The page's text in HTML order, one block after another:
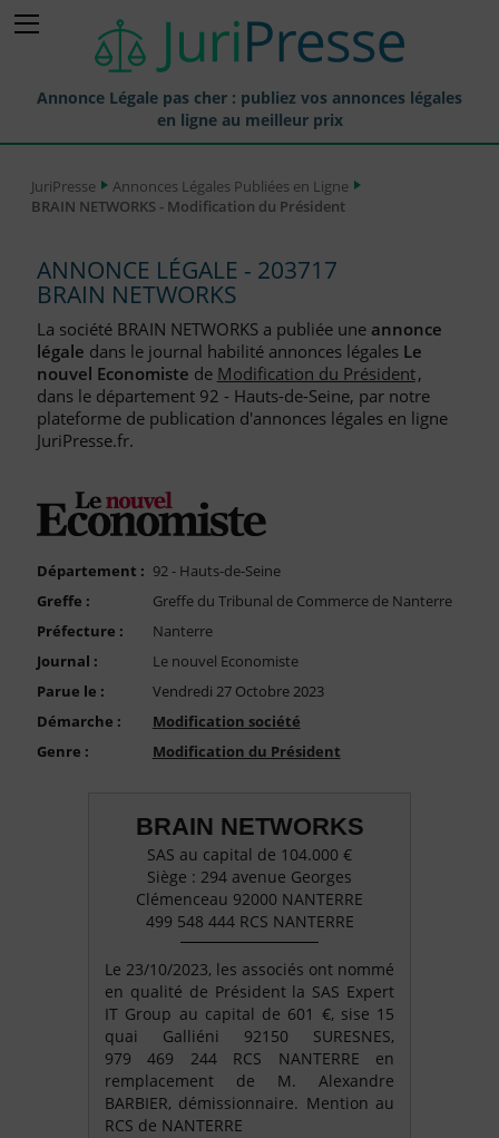
Annonce Légale pas cher : publiez vos annonces légales
en ligne au meilleur prix
Annonces Légales Publiées
Journaux Habilités (JAL) Annonces Légales
Départements pour la Publication d'Annonces Légales
Liste des Greffes
Liste des CCI
FAQ
Compte PRO
JuriPresse
Annonces Légales Publiées en Ligne
BRAIN NETWORKS - Modification du Président
ANNONCE LÉGALE - 203717
BRAIN NETWORKS
La société BRAIN NETWORKS a publiée une annonce
légale dans le journal habilité annonces légales Le
nouvel Economiste de Modification du Président,
dans le département 92 - Hauts-de-Seine, par notre
plateforme de publication d'annonces légales en ligne
JuriPresse.fr.
Département : 92 - Hauts-de-Seine
Greffe :
Greffe du Tribunal de Commerce de Nanterre
Préfecture :
Nanterre
Journal :
Le nouvel Economiste
Parue le :
Vendredi 27 Octobre 2023
Démarche :
Modification société
Genre :
Modification du Président
BRAIN NETWORKS
SAS au capital de 104.000 €
Siège : 294 avenue Georges
Clémenceau 92000 NANTERRE
499 548 444 RCS NANTERRE
Le 23/10/2023, les associés ont nommé
en qualité de Président la SAS Expert
IT Group au capital de 601 €, sise 15
quai Galliéni 92150 SURESNES,
979 469 244 RCS NANTERRE en
remplacement de M. Alexandre
BARBIER, démissionnaire. Mention au
RCS de NANTERRE